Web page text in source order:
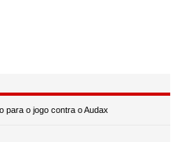
para o jogo contra o Audax